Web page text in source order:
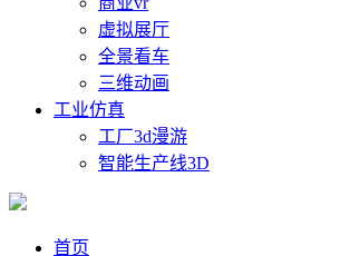
虚拟展厅
全景看车
三维动画
工业仿真
工厂3d漫游
智能生产线3D
首页